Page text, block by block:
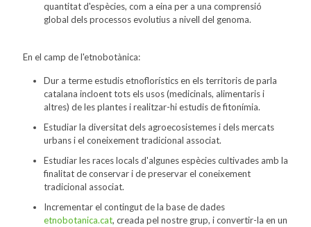
quantitat d'espècies, com a eina per a una comprensió
global dels processos evolutius a nivell del genoma.
En el camp de l'etnobotànica:
Dur a terme estudis etnoflorístics en els territoris de parla
catalana incloent tots els usos (medicinals, alimentaris i
altres) de les plantes i realitzar-hi estudis de fitonímia.
Estudiar la diversitat dels agroecosistemes i dels mercats
urbans i el coneixement tradicional associat.
Estudiar les races locals d'algunes espècies cultivades amb la
finalitat de conservar i de preservar el coneixement
tradicional associat.
Incrementar el contingut de la base de dades
etnobotanica.cat, creada pel nostre grup, i convertir-la en un